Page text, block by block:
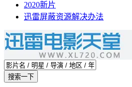
2020新片
迅雷屏蔽资源解决办法